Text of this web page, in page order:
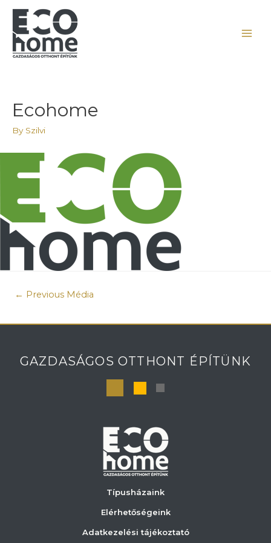
Ecohome
By Szilvi
← Previous Média
GAZDASÁGOS OTTHONT ÉPÍTÜNK
Típusházaink
Elérhetőségeink
Adatkezelési tájékoztató